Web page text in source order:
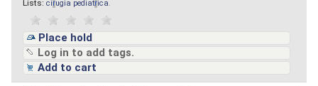
Lists: cirugia pediatrica
Place hold
Log in to add tags.
Add to cart